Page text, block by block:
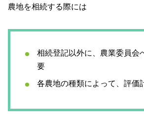
農地を相続する際には
相続登記以外に、農業委員会
要
各農地の種類によって、評価